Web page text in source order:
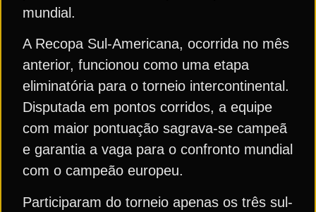
mundial.
A Recopa Sul-Americana, ocorrida no mês
anterior, funcionou como uma etapa
eliminatória para o torneio intercontinental.
Disputada em pontos corridos, a equipe
com maior pontuação sagrava-se campeã
e garantia a vaga para o confronto mundial
com o campeão europeu.
Participaram do torneio apenas os três sul-